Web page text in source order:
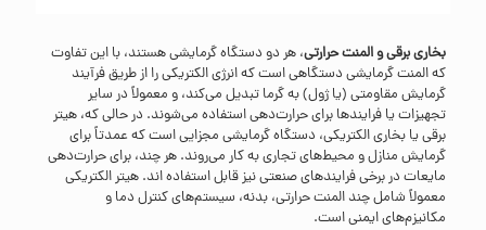
بخاری برقی و المنت حرارتی، هر دو دستگاه گرمایشی هستند، با این تفاوت
که المنت گرمایشی دستگاهی است که انرژی الکتریکی را از طریق فرآیند
گرمایش مقاومتی (یا ژول) به گرما تبدیل می‌کند، و معمولاً در سایر
تجهیزات یا فرایندها برای حرارت‌دهی استفاده می‌شوند. در حالی که، هیتر
برقی یا بخاری الکتریکی، دستگاه گرمایشی مجزایی است که عمدتاً برای
گرمایش منازل و محیط‌های تجاری به کار می‌روند. هر چند، برای حرارت‌دهی
مایعات در برخی فرایندهای صنعتی نیز قابل استفاده اند. هیتر الکتریکی
معمولاً شامل چند المنت حرارتی، بدنه، سیستم‌های کنترل دما و
مکانیزم‌های ایمنی است.